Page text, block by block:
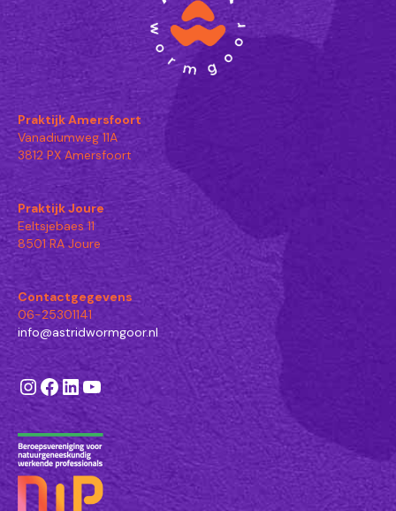
Praktijk Amersfoort
Vanadiumweg 11A
3812 PX Amersfoort
Praktijk Joure
Eeltsjebaes 11
8501 RA Joure
Contactgegevens
06-25301141
info@astridwormgoor.nl
Instagram
Facebook
LinkedIn
YouTube